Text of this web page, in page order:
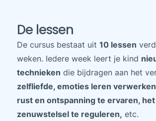
De lessen
De cursus bestaat uit 10 lessen
weken. Iedere week leert je kind
technieken die bijdragen aan het
zelfliefde, emoties leren
rust en ontspanning te ervaren, het
zenuwstelsel te reguleren, etc.